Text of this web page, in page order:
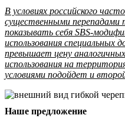
В условиях российского
существенными перепадами
показывать себя SBS-
использования специальных
превышает цену
использования на
условиями подойдет и
Наше предложение